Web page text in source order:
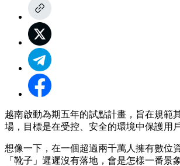
越南啟動為期五年的試點計畫，旨在規範
場，目標是在受控、安全的環境中保護用
想像一下，在一個超過兩千萬人擁有數位
「靴子」遲遲沒有落地，會是怎樣一番景